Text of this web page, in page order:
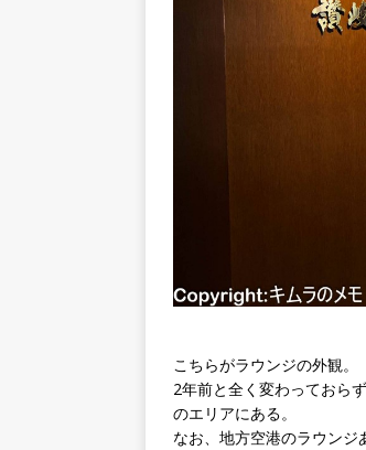
こちらがラウンジの外観。
2年前と全く変わっておら
のエリアにある。
なお、地方空港のラウンジ